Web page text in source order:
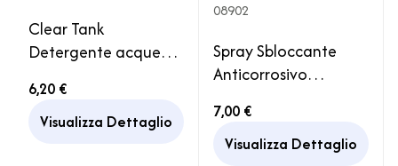
Clear Tank
Detergente acque
camper elimina
funghi alghe muffe
6,20 €
Visualizza Dettaglio
08902
Spray Sbloccante
Anticorrosivo
OFF 300ML WURTH
Officina Casa
7,00 €
Visualizza Dettaglio